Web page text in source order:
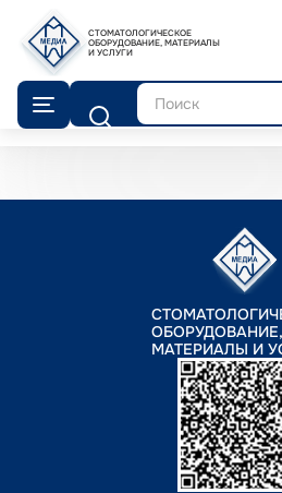
СТОМАТОЛОГИЧЕСКОЕ
ОБОРУДОВАНИЕ, МАТЕРИАЛЫ
И УСЛУГИ
Поиск
ОБОРУДОВАНИЕ,
МАТЕРИАЛЫ И